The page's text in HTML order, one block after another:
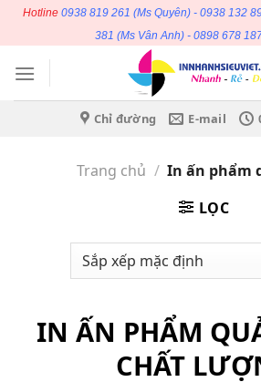
dung
Hotline 0938 819 261 (Ms Quyên) - 0938 132
381 (Ms Vân Anh) - 0898 678
Chỉ đường E-mail
Trang chủ / In ấn phẩm
LỌC
IN ẤN PHẨM
CHẤT